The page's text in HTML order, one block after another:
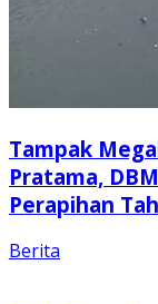
Tampak
Pratama,
Perapihan
Berita